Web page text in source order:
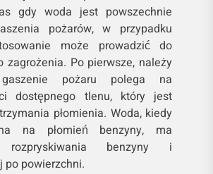
gdy woda jest powszechnie
pożarów, w przypadku
może prowadzić do
zagrożenia. Po pierwsze, należy
pożaru polega na
dostępnego tlenu, który jest
płomienia. Woda, kiedy
na płomień benzyny, ma
benzyny i
po powierzchni.